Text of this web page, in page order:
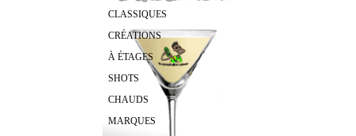
CLASSIQUES
CRÉATIONS
À ÉTAGES
SHOTS
CHAUDS
MARQUES